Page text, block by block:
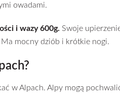
owadami.
i wazy 600g. Swoje
mocny dziób i krótkie nogi.
w Alpach. Alpy mogą